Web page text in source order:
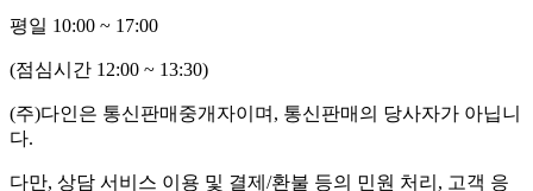
평일 10:00 ~ 17:00
(점심시간 12:00 ~ 13:30)
(주)다인은 통신판매중개자이며, 통신판매의 당사자가 아닙니
다.
다만, 상담 서비스 이용 및 결제/환불 등의 민원 처리, 고객 응